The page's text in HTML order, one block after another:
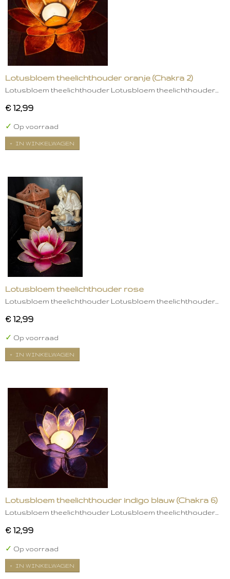
Lotusbloem theelichthouder oranje (Chakra 2)
Lotusbloem theelichthouder Lotusbloem theelichthouder…
€ 12,99
✓ Op voorraad
IN WINKELWAGEN
Lotusbloem theelichthouder rose
Lotusbloem theelichthouder Lotusbloem theelichthouder…
€ 12,99
✓ Op voorraad
IN WINKELWAGEN
Lotusbloem theelichthouder indigo blauw (Chakra 6)
Lotusbloem theelichthouder Lotusbloem theelichthouder…
€ 12,99
✓ Op voorraad
IN WINKELWAGEN